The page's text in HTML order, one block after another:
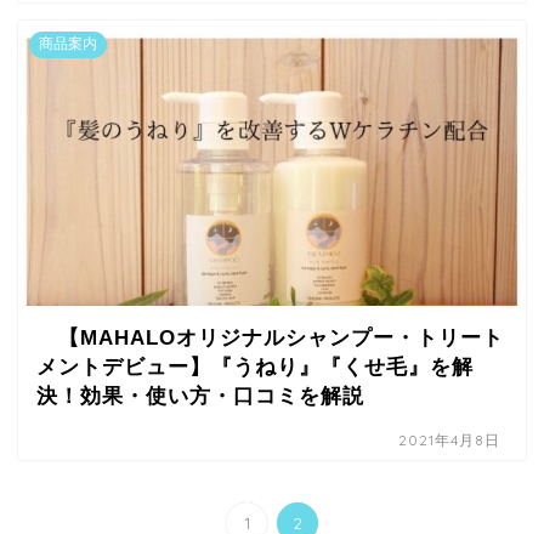
商品案内
【MAHALOオリジナルシャンプー・トリート
メントデビュー】『うねり』『くせ毛』を解
決！効果・使い方・口コミを解説
2021年4月8日
1 2